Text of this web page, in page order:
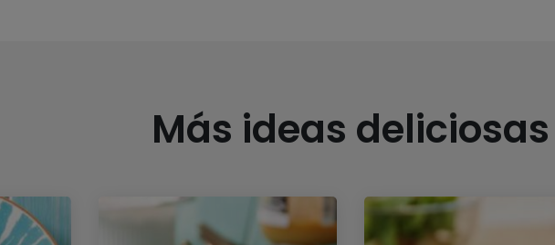
Más ideas deliciosas